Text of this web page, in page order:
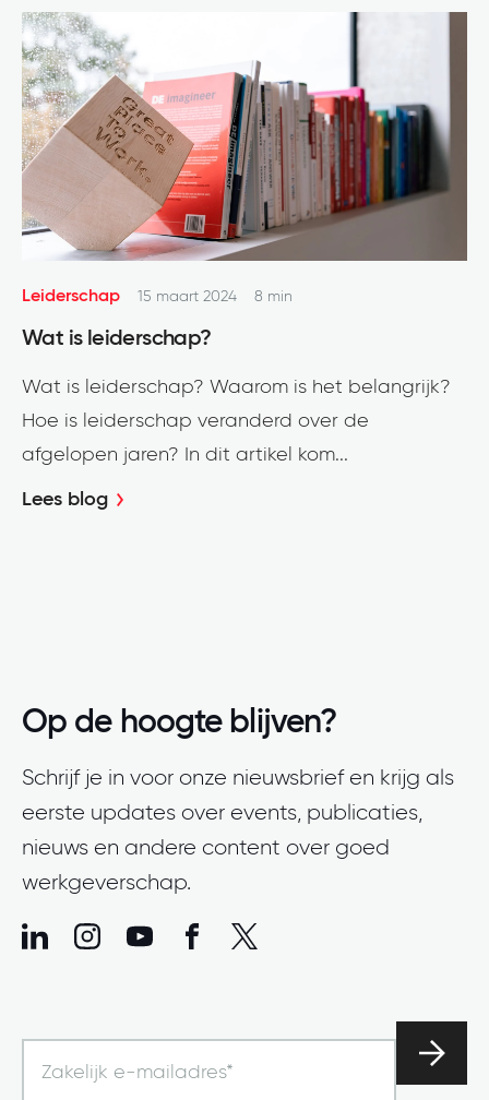
Leiderschap 15 maart 2024 8 min
Wat is leiderschap?
Wat is leiderschap? Waarom is het belangrijk?
Hoe is leiderschap veranderd over de
afgelopen jaren? In dit artikel kom...
Lees blog
Op de hoogte blijven?
Schrijf je in voor onze nieuwsbrief en krijg als
eerste updates over events, publicaties,
nieuws en andere content over goed
werkgeverschap.